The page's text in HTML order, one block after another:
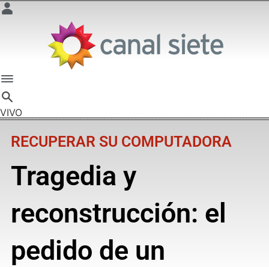
VIVO
RECUPERAR SU COMPUTADORA
Tragedia y
reconstrucción: el
pedido de un